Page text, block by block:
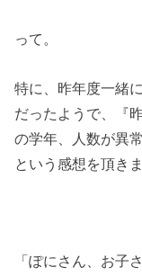
って。
特に、昨年度一緒
だったようで、『
の学年、人数が異
という感想を頂きま
「ぽにさん、お子